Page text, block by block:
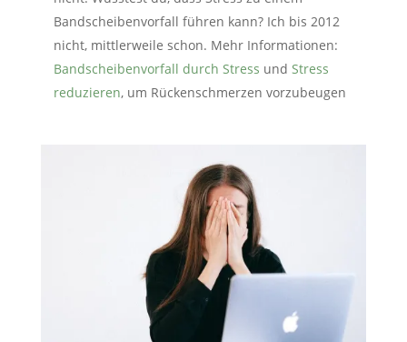
Bandscheibenvorfall führen kann? Ich bis 2012
nicht, mittlerweile schon. Mehr Informationen:
Bandscheibenvorfall durch Stress und Stress
reduzieren, um Rückenschmerzen vorzubeugen